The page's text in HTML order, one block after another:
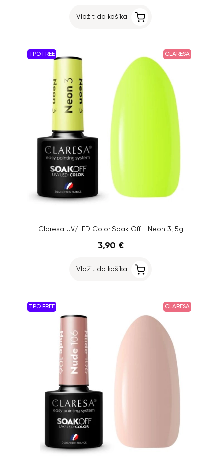
Vložiť do košíka
TPO FREE CLARESA
Claresa UV/LED Color Soak Off - Neon 3, 5g
3,90 €
Vložiť do košíka
TPO FREE CLARESA